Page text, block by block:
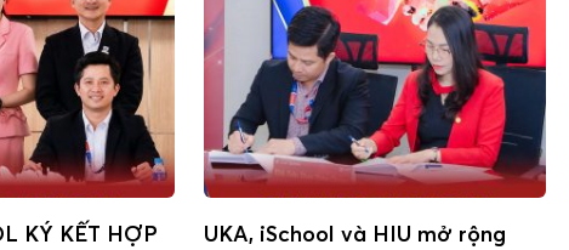
KÝ KẾT HỢP
UKA, iSchool và HIU mở rộng